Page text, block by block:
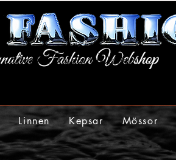
Linnen Kepsar Mössor